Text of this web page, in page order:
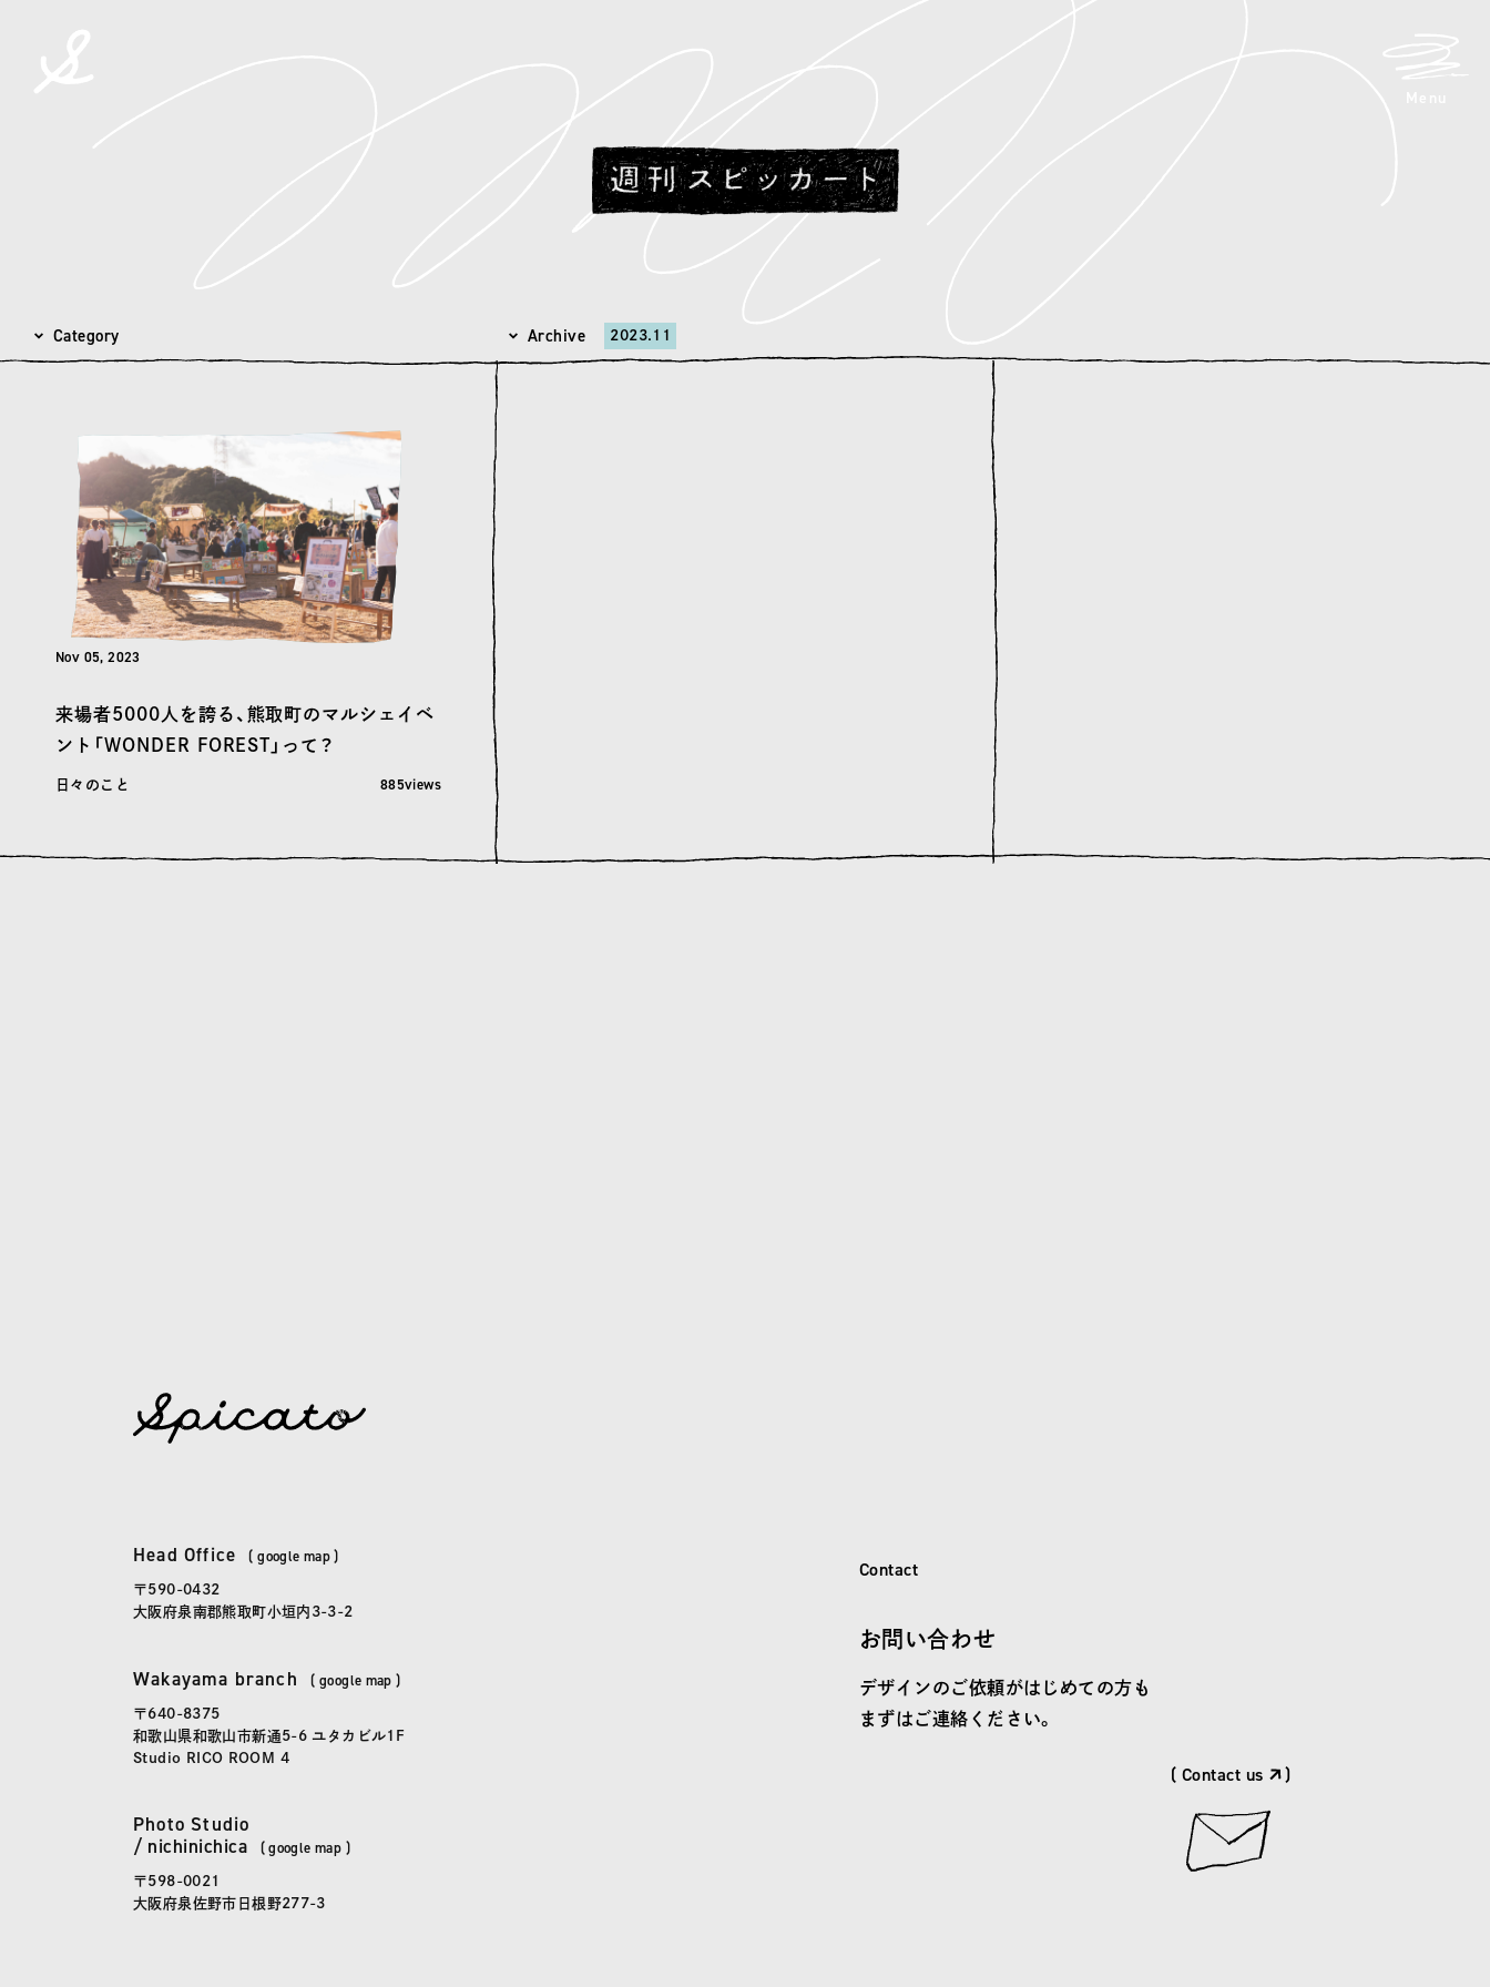
Category
カテゴリを選択 2023.11
Archive
月別アーカイブを選択
Nov 05, 2023
来場者5000人を誇る、熊取町のマルシェイベ
ント「WONDER FOREST」って？
日々のこと 閲覧数: 885
885views
お問い合わせ
Contact
デザインのご依頼がはじめての方も
まずはご連絡ください。
( Contact us )
本社
Head Office (google map)
〒590-0432
大阪府泉南郡熊取町小垣内3-3-2
和歌山事務所
Wakayama branch ( google map )
〒640-8375
和歌山県和歌山市新通5-6 ユタカビル1F
Studio RICO ROOM 4
かしこまらない写真館「
Photo Studio
/ nichinichica (google map )
〒598-0021
大阪府泉佐野市日根野277-3